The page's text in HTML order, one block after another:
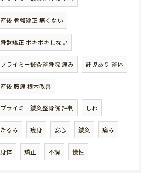
産後 骨盤矯正 痛くない
骨盤矯正 ボキボキしない
プライミー鍼灸整骨院 痛み 託児あり 整体
産後 腰痛 根本改善
プライミー鍼灸整骨院 評判 しわ
たるみ 痩身 安心 鍼灸 痛み
身体 矯正 不調 慢性